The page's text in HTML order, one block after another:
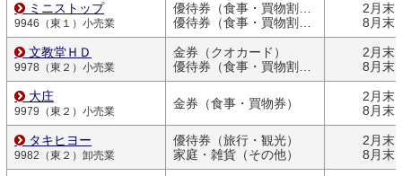
ミニストップ
9946（東１）小売業
優待券（食事・買物割引券）
優待券（食事・買物割引券）
2月末
8月末
文教堂ＨＤ
9978（東２）小売業
金券（クオカード）
優待券（食事・買物割引券）
2月末
8月末
大庄
9979（東２）小売業
金券（食事・買物券）
2月末
8月末
タキヒヨー
9982（東２）卸売業
優待券（旅行・観光）
家庭・雑貨（その他）
2月末
8月末